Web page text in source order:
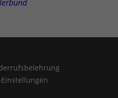
Einstellungen